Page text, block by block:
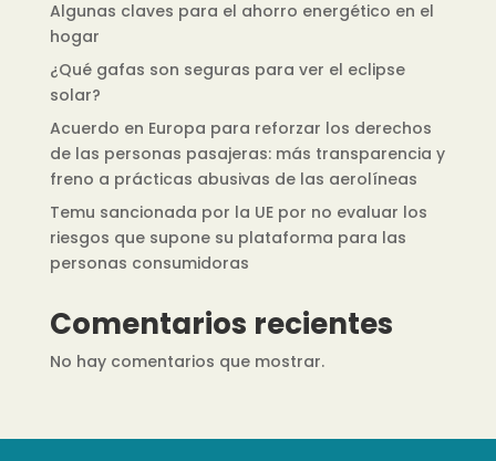
Algunas claves para el ahorro energético en el
hogar
¿Qué gafas son seguras para ver el eclipse
solar?
Acuerdo en Europa para reforzar los derechos
de las personas pasajeras: más transparencia y
freno a prácticas abusivas de las aerolíneas
Temu sancionada por la UE por no evaluar los
riesgos que supone su plataforma para las
personas consumidoras
Comentarios recientes
No hay comentarios que mostrar.